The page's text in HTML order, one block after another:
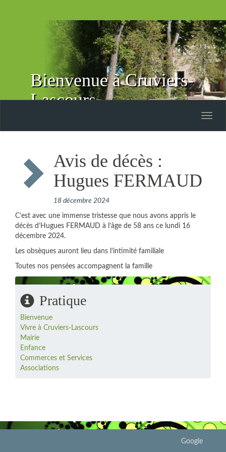
Bienvenue à Cruviers-
Lascours
Toggle
Avis de décès :
Hugues FERMAUD
18 décembre 2024
C’est avec une immense tristesse que nous avons appris le
décès d’Hugues FERMAUD à l’âge de 58 ans ce lundi 16
décembre 2024.
Les obsèques auront lieu dans l’intimité familiale
Toutes nos pensées accompagnent la famille
Pratique
Bienvenue
Vivre à Cruviers-Lascours
Mairie
Enfance
Commerces et Services
Associations
Google